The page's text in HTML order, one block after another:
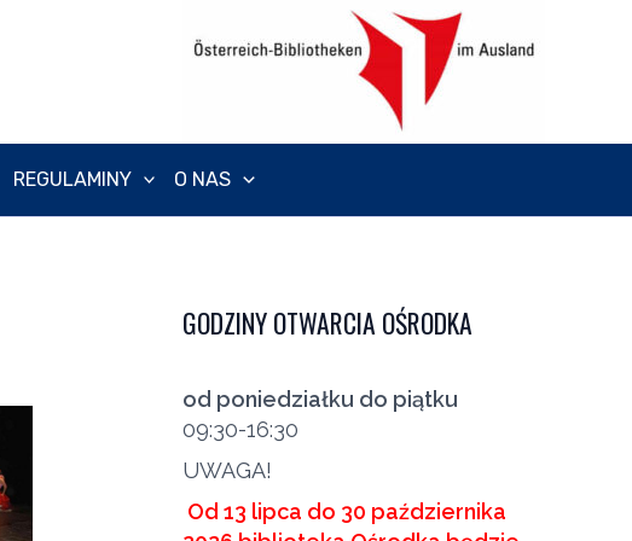
REGULAMINY O NAS
GODZINY OTWARCIA OŚRODKA
od poniedziałku do piątku
09:30-16:30
UWAGA!
Od 13 lipca do 30 października